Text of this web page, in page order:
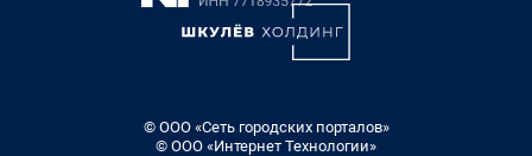
© ООО «Сеть городских порталов»
© ООО «Интернет Технологии»